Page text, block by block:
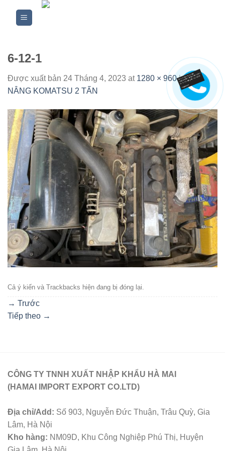
6-12-1
Được xuất bản 24 Tháng 4, 2023 at 1280 × 960inXE
NÂNG KOMATSU 2 TẤN
Cả ý kiến ​​và Trackbacks hiện đang bị đóng lại.
→ Trước
Tiếp theo →
CÔNG TY TNNH XUẤT NHẬP KHẨU HÀ MAI
(HAMAI IMPORT EXPORT CO.LTD)
Địa chỉ/Add: Số 903, Nguyễn Đức Thuận, Trâu Quỳ, Gia
Lâm, Hà Nội
Kho hàng: NM09D, Khu Công Nghiệp Phú Thị, Huyện